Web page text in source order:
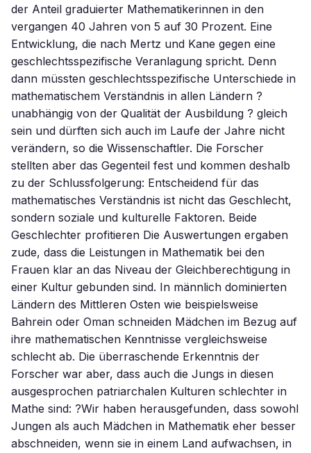
der Anteil graduierter Mathematikerinnen in den
vergangen 40 Jahren von 5 auf 30 Prozent. Eine
Entwicklung, die nach Mertz und Kane gegen eine
geschlechtsspezifische Veranlagung spricht. Denn
dann müssten geschlechtsspezifische Unterschiede in
mathematischem Verständnis in allen Ländern ?
unabhängig von der Qualität der Ausbildung ? gleich
sein und dürften sich auch im Laufe der Jahre nicht
verändern, so die Wissenschaftler. Die Forscher
stellten aber das Gegenteil fest und kommen deshalb
zu der Schlussfolgerung: Entscheidend für das
mathematisches Verständnis ist nicht das Geschlecht,
sondern soziale und kulturelle Faktoren. Beide
Geschlechter profitieren Die Auswertungen ergaben
zude, dass die Leistungen in Mathematik bei den
Frauen klar an das Niveau der Gleichberechtigung in
einer Kultur gebunden sind. In männlich dominierten
Ländern des Mittleren Osten wie beispielsweise
Bahrein oder Oman schneiden Mädchen im Bezug auf
ihre mathematischen Kenntnisse vergleichsweise
schlecht ab. Die überraschende Erkenntnis der
Forscher war aber, dass auch die Jungs in diesen
ausgesprochen patriarchalen Kulturen schlechter in
Mathe sind: ?Wir haben herausgefunden, dass sowohl
Jungen als auch Mädchen in Mathematik eher besser
abschneiden, wenn sie in einem Land aufwachsen, in